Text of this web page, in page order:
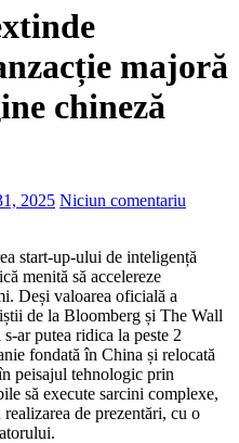
majoră
chineză
2025 Niciun comentariu
menită să accelereze
Deși valoarea oficială a
de la Bloomberg și The Wall
ar putea ridica la peste 2
fondată în China și relocată
peisajul tehnologic prin
să execute sarcini complexe,
de prezentări, cu o